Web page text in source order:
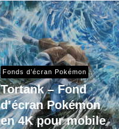
Fonds d’écran Pokémon
Tortank – Fond
d’écran Pokémon
en 4K pour mobile